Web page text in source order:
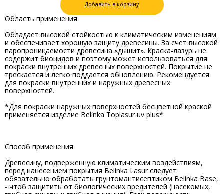
Добавить в корзину
Область применения
Обладает высокой стойкостью к климатическим изменениям
и обеспечивает хорошую защиту древесины. За счет высокой
паропроницаемости древесина «дышит». Краска-лазурь не
содержит биоцидов и поэтому может использоваться для
покраски внутренних древесных поверхностей. Покрытие не
трескается и легко поддается обновлению. Рекомендуется
для покраски внутренних и наружных древесных
поверхностей.
*Для покраски наружных поверхностей бесцветной краской
применяется изделие Belinka Toplasur uv plus*
Способ применения
Древесину, подверженную климатическим воздействиям,
перед нанесением покрытия Belinka Lasur следует
обязательно обработать грунтомантисептиком Belinka Base,
- чтоб защитить от биологических вредителей (насекомых,